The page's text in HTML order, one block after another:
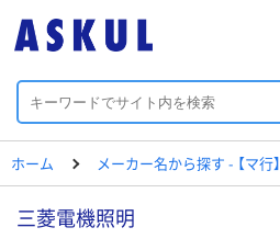
ホーム メーカー名から探す - 【マ行】
三菱電機照明